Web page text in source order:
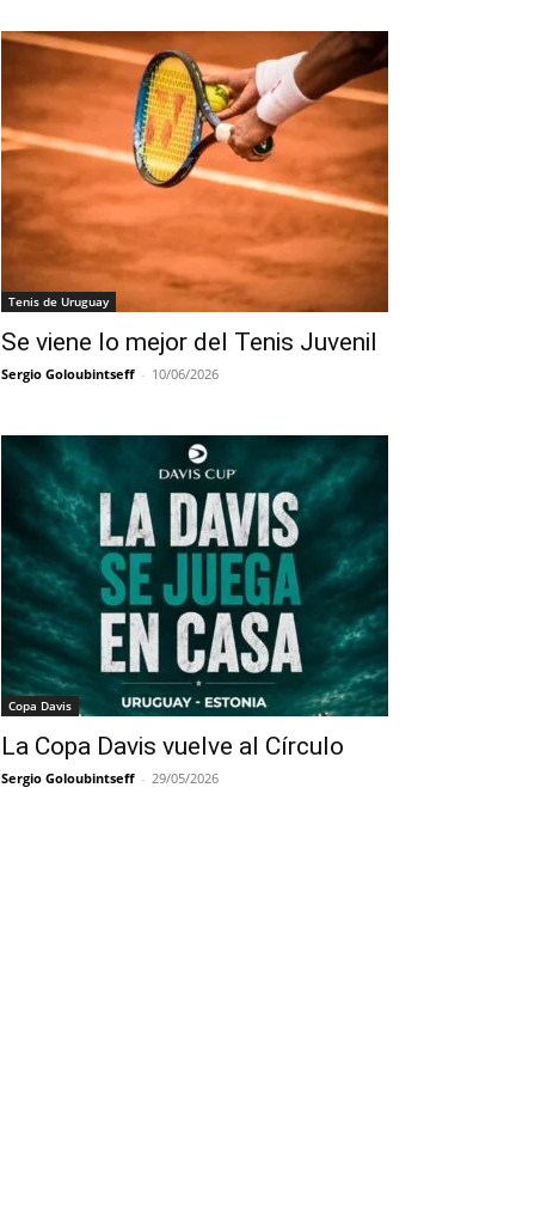
Tenis de Uruguay
Se viene lo mejor del Tenis Juvenil
Sergio Goloubintseff - 10/06/2026
Copa Davis
La Copa Davis vuelve al Círculo
Sergio Goloubintseff - 29/05/2026